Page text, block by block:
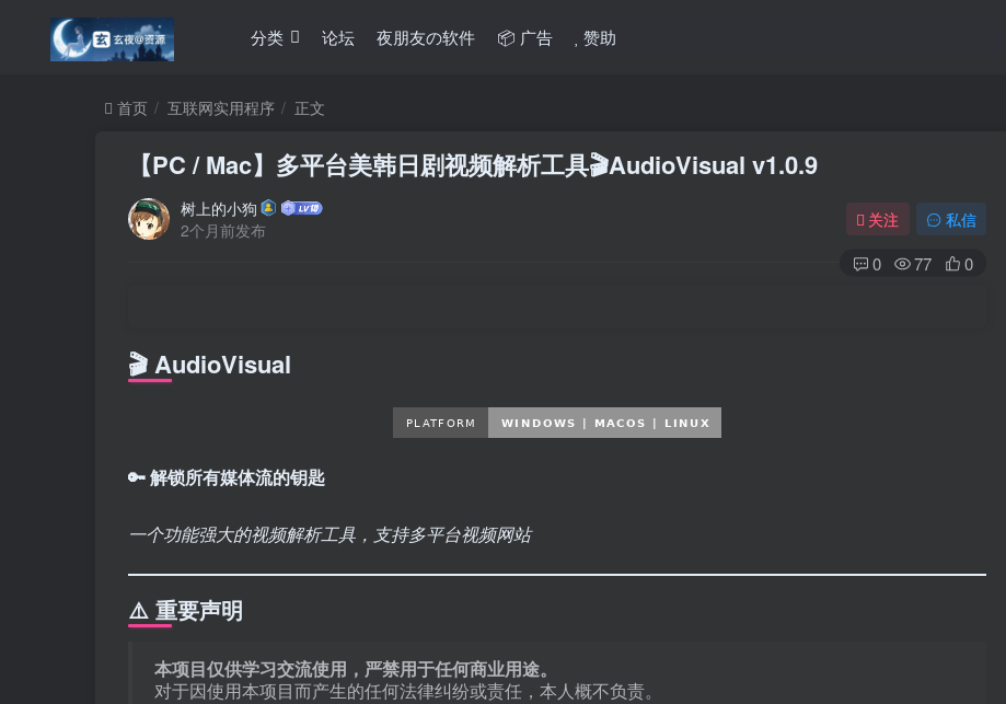
分类 论坛 夜朋友の软件 📦 广告 赞助
首页 互联网实用程序 正文
【PC / Mac】多平台美韩日剧视频解析工具🎬AudioVisual v1.0.9
树上的小狗
2个月前发布
关注 私信
0 77 0
🎬 AudioVisual
🔑 解锁所有媒体流的钥匙
一个功能强大的视频解析工具，支持多平台视频网站
⚠️ 重要声明
本项目仅供学习交流使用，严禁用于任何商业用途。
对于因使用本项目而产生的任何法律纠纷或责任，本人概不负责。